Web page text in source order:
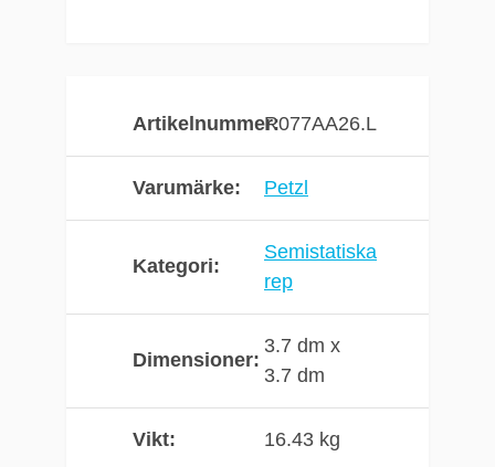
Statisk förlängning:
3,4%
ArtikelnummerR077AA26.L
Varumärke Petzl
Kategori
Semistatiska
rep
Dimensioner
3.7 dm x
3.7 dm
Vikt 16.43 kg